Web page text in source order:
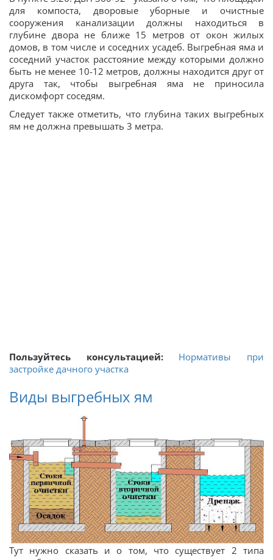
для компоста, дворовые уборные и очистные
сооружения канализации должны находиться в
глубине двора не ближе 15 метров от окон жилых
домов, в том числе и соседних усадеб. Выгребная яма и
соседний участок расстояние между которыми должно
быть не менее 10-12 метров, должны находится друг от
друга так, чтобы выгребная яма не приносила
дискомфорт соседям.
Следует также отметить, что глубина таких выгребных
ям не должна превышать 3 метра.
Пользуйтесь консультацией:
Нормативы при
застройке дачного участка
Виды выгребных ям
Тут нужно сказать и о том, что существует 2 типа